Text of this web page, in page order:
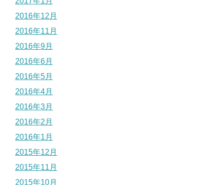
2016年12月
2016年11月
2016年9月
2016年6月
2016年5月
2016年4月
2016年3月
2016年2月
2016年1月
2015年12月
2015年11月
2015年10月